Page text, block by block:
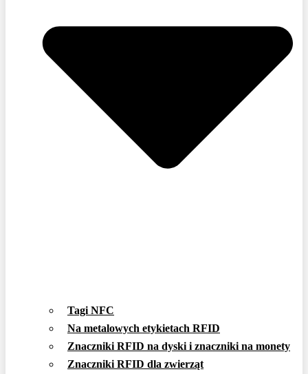
Tagi NFC
Na metalowych etykietach RFID
Znaczniki RFID na dyski i znaczniki na monety
Znaczniki RFID dla zwierząt